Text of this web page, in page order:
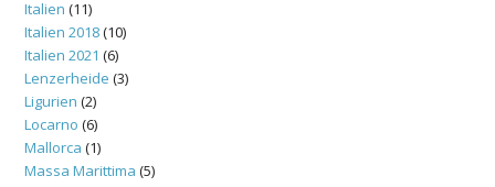
Italien (11)
Italien 2018(10)
Italien 2021 (6)
Lenzerheide (3)
Ligurien (2)
Locarno (6)
Mallorca (1)
Massa Marittima (5)